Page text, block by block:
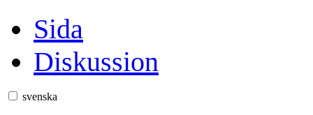
Sida
Diskussion
svenska